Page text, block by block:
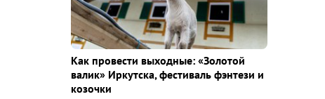
Как провести выходные: «Золотой
валик» Иркутска, фестиваль фэнтези и
козочки